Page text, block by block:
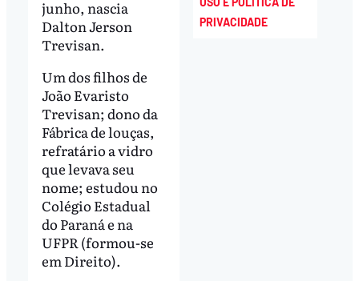
junho, nascia
Dalton Jerson
Trevisan.
Um dos filhos de
João Evaristo
Trevisan; dono da
Fábrica de louças,
refratário a vidro
que levava seu
nome; estudou no
Colégio Estadual
do Paraná e na
UFPR (formou-se
em Direito).
PRIVACIDADE